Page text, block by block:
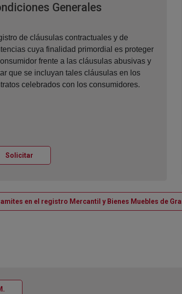
GeneralesVentana nueva
de cláusulas contractuales y de
cuya finalidad primordial es proteger
frente a las cláusulas abusivas y
que se incluyan tales cláusulas en los
celebrados con los consumidores.
SolicitarVentana nueva
en el registro Mercantil y Bienes Muebles de